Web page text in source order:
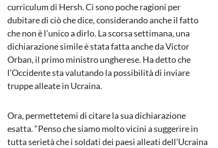
curriculum di Hersh. Ci sono poche ragioni per
dubitare di ciò che dice, considerando anche il fatto
che non è l’unico a dirlo. La scorsa settimana, una
dichiarazione simile è stata fatta anche da Victor
Orban, il primo ministro ungherese. Ha detto che
l’Occidente sta valutando la possibilità di inviare
truppe alleate in Ucraina.
Ora, permettetemi di citare la sua dichiarazione
esatta. “Penso che siamo molto vicini a suggerire in
tutta serietà che i soldati dei paesi alleati dell’Ucraina